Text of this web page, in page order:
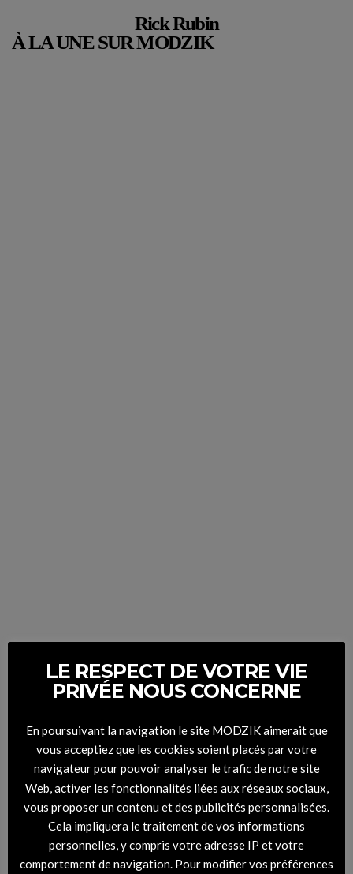
Rick Rubin
À LA UNE SUR MODZIK
LE RESPECT DE VOTRE VIE
PRIVÉE NOUS CONCERNE
En poursuivant la navigation le site MODZIK aimerait que
vous acceptiez que les cookies soient placés par votre
navigateur pour pouvoir analyser le trafic de notre site
Web, activer les fonctionnalités liées aux réseaux sociaux,
vous proposer un contenu et des publicités personnalisées.
Cela impliquera le traitement de vos informations
personnelles, y compris votre adresse IP et votre
comportement de navigation. Pour modifier vos préférences